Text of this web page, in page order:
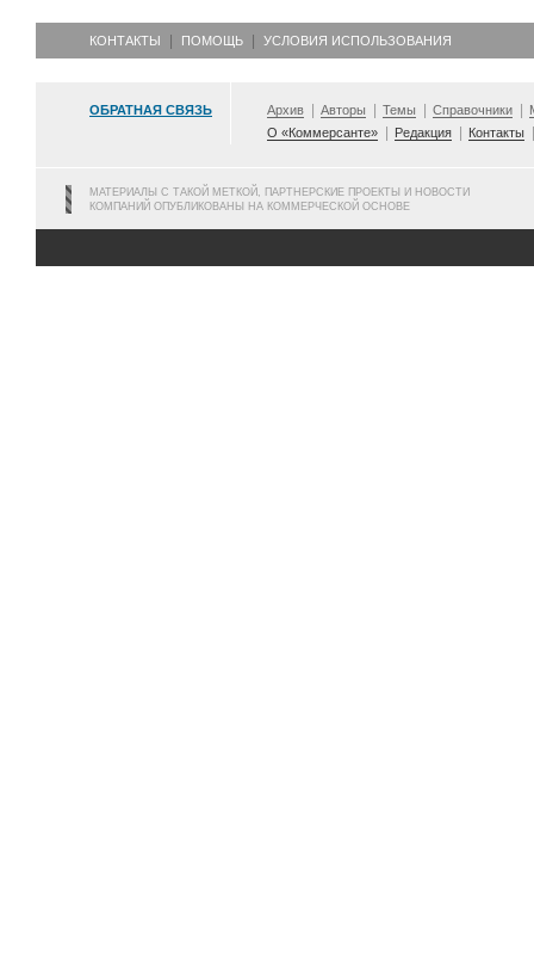
КОНТАКТЫ ПОМОЩЬ УСЛОВИЯ ИСПОЛЬЗОВАНИЯ
ОБРАТНАЯ СВЯЗЬ Архив Авторы Темы Справочники
О «Коммерсанте»
Редакция Контакты
МАТЕРИАЛЫ С ТАКОЙ МЕТКОЙ, ПАРТНЕРСКИЕ ПРОЕКТЫ И НОВОСТИ
КОМПАНИЙ ОПУБЛИКОВАНЫ НА КОММЕРЧЕСКОЙ ОСНОВЕ